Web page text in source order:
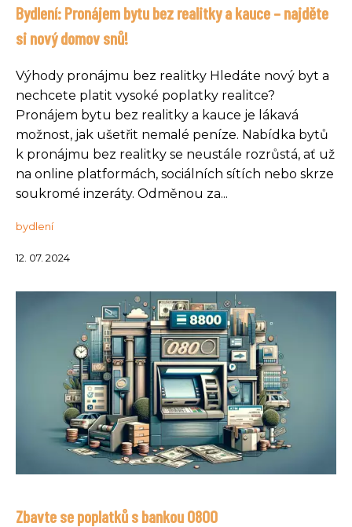
Bydlení: Pronájem bytu bez realitky a kauce – najděte
si nový domov snů!
Výhody pronájmu bez realitky Hledáte nový byt a
nechcete platit vysoké poplatky realitce?
Pronájem bytu bez realitky a kauce je lákavá
možnost, jak ušetřit nemalé peníze. Nabídka bytů
k pronájmu bez realitky se neustále rozrůstá, ať už
na online platformách, sociálních sítích nebo skrze
soukromé inzeráty. Odměnou za...
bydlení
12. 07. 2024
Zbavte se poplatků s bankou 0800